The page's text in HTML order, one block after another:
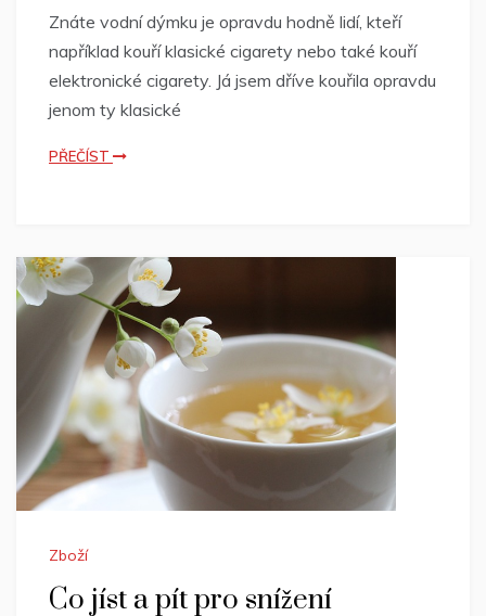
Znáte vodní dýmku je opravdu hodně lidí, kteří
například kouří klasické cigarety nebo také kouří
elektronické cigarety. Já jsem dříve kouřila opravdu
jenom ty klasické
PŘEČÍST
Zboží
Co jíst a pít pro snížení